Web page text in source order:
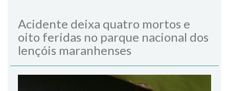
Acidente deixa quatro mortos e
oito feridas no parque nacional dos
lençóis maranhenses